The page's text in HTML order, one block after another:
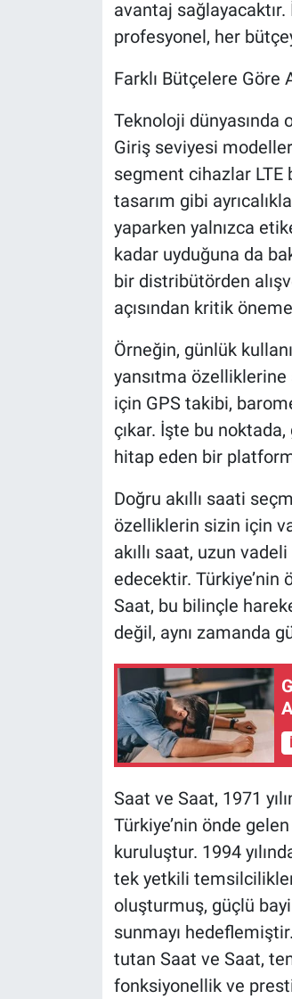
avantaj
profesyonel, her
Farklı Bütçelere Göre
Teknoloji dünyasında
Giriş seviyesi
segment cihazlar LTE
tasarım gibi
yaparken yalnızca
kadar uyduğuna da
bir distribütörden
açısından kritik
Örneğin, günlük
yansıtma
için GPS takibi,
çıkar. İşte bu
hitap eden bir
Doğru akıllı saati
özelliklerin sizin için
akıllı saat, uzun
edecektir.
Saat, bu bilinçle
değil, aynı zamanda
Saat ve Saat, 1971
Türkiye’nin önde
kuruluştur. 1994
tek yetkili
oluşturmuş, güçlü
sunmayı
tutan Saat ve Saat,
fonksiyonellik ve